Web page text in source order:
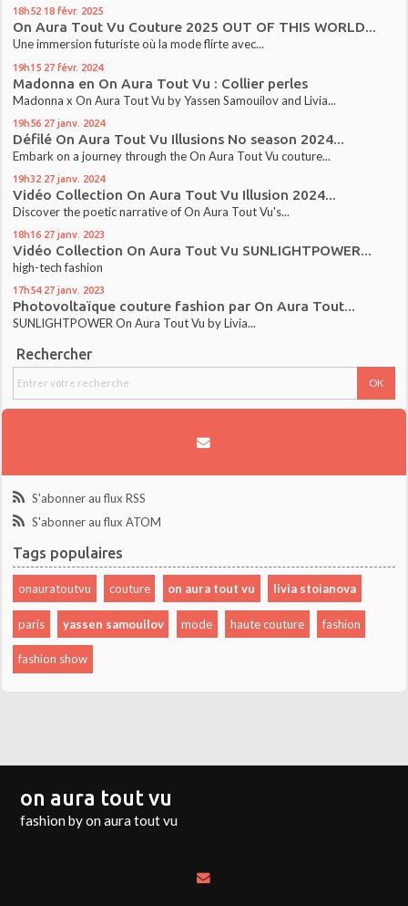
18h52 18 févr. 2025
On Aura Tout Vu Couture 2025 OUT OF THIS WORLD...
Une immersion futuriste où la mode flirte avec...
19h15 27 févr. 2024
Madonna en On Aura Tout Vu : Collier perles
Madonna x On Aura Tout Vu by Yassen Samouilov and Livia...
19h56 27 janv. 2024
Défilé On Aura Tout Vu Illusions No season 2024...
Embark on a journey through the On Aura Tout Vu couture...
19h32 27 janv. 2024
Vidéo Collection On Aura Tout Vu Illusion 2024...
Discover the poetic narrative of On Aura Tout Vu's...
18h16 27 janv. 2023
Vidéo Collection On Aura Tout Vu SUNLIGHTPOWER...
high-tech fashion
17h54 27 janv. 2023
Photovoltaïque couture fashion par On Aura Tout...
SUNLIGHTPOWER On Aura Tout Vu by Livia...
Rechercher
S'abonner au flux RSS
S'abonner au flux ATOM
Tags populaires
onauratoutvu couture on aura tout vu livia stoianova
paris yassen samouilov mode haute couture fashion
fashion show
on aura tout vu
fashion by on aura tout vu